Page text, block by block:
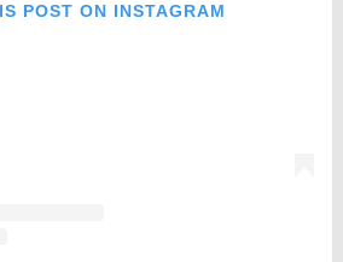
POST ON INSTAGRAM